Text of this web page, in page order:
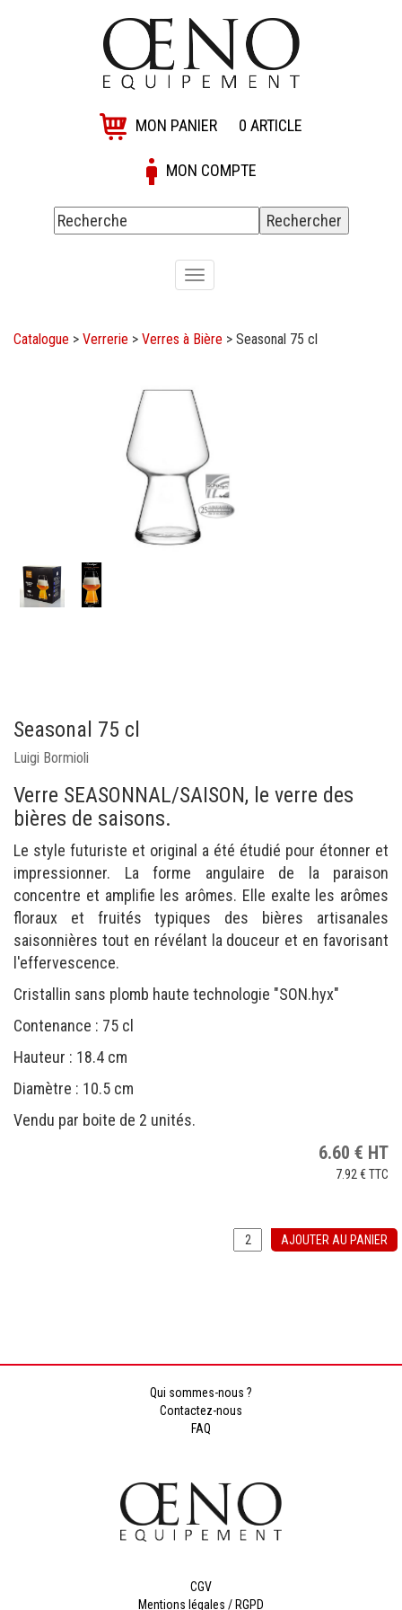
MON PANIER 0 ARTICLE
MON COMPTE
Toggle
navigation
Catalogue > Verrerie > Verres à Bière > Seasonal 75 cl
Seasonal 75 cl
Luigi Bormioli
Verre SEASONNAL/SAISON, le verre des
bières de saisons.
Le style futuriste et original a été étudié pour étonner et
impressionner. La forme angulaire de la paraison
concentre et amplifie les arômes. Elle exalte les arômes
floraux et fruités typiques des bières artisanales
saisonnières tout en révélant la douceur et en favorisant
l'effervescence.
Cristallin sans plomb haute technologie "SON.hyx"
Contenance : 75 cl
Hauteur : 18.4 cm
Diamètre : 10.5 cm
Vendu par boite de 2 unités.
6.60 € HT
7.92 €TTC
AJOUTER AU PANIER
Qui sommes-nous ?
Contactez-nous
FAQ
CGV
Mentions légales / RGPD